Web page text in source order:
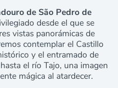
de São Pedro de
desde el que se
vistas panorámicas de
contemplar el Castillo
y el entramado de
el río Tajo, una imagen
mágica al atardecer.